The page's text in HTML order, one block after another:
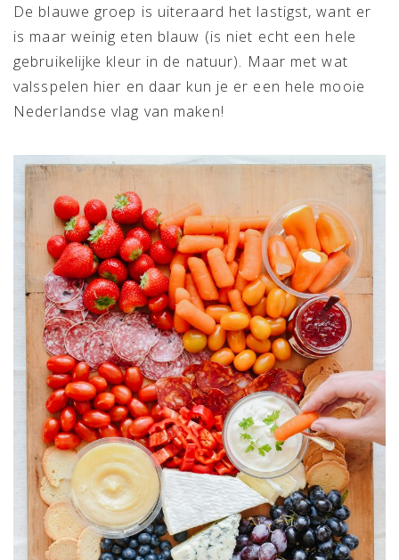
De blauwe groep is uiteraard het lastigst, want er
is maar weinig eten blauw (is niet echt een hele
gebruikelijke kleur in de natuur). Maar met wat
valsspelen hier en daar kun je er een hele mooie
Nederlandse vlag van maken!